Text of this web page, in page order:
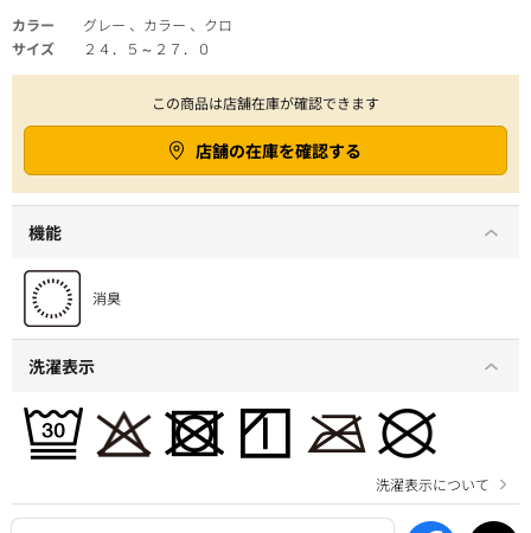
カラー
グレー 、カラー 、クロ
サイズ
２４．５～２７．０
この商品は店舗在庫が確認できます
店舗の在庫を確認する
機能
洗濯表示
洗濯表示について